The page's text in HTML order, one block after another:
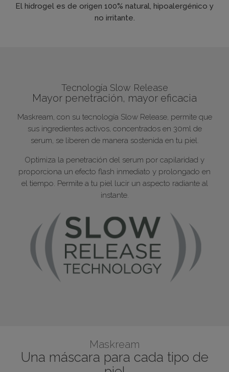
El hidrogel es de origen 100% natural, hipoalergénico y
no irritante.
Tecnología Slow Release
Mayor penetración, mayor eficacia
Maskream, con su tecnología Slow Release, permite que
sus ingredientes activos, concentrados en 30ml de
serum, se liberen de manera sostenida en tu piel.
Optimiza la penetración del serum por capilaridad y
proporciona un efecto flash inmediato y prolongado en
el tiempo. Permite a tu piel lucir un aspecto radiante al
instante.
Maskream
Una máscara para cada tipo de